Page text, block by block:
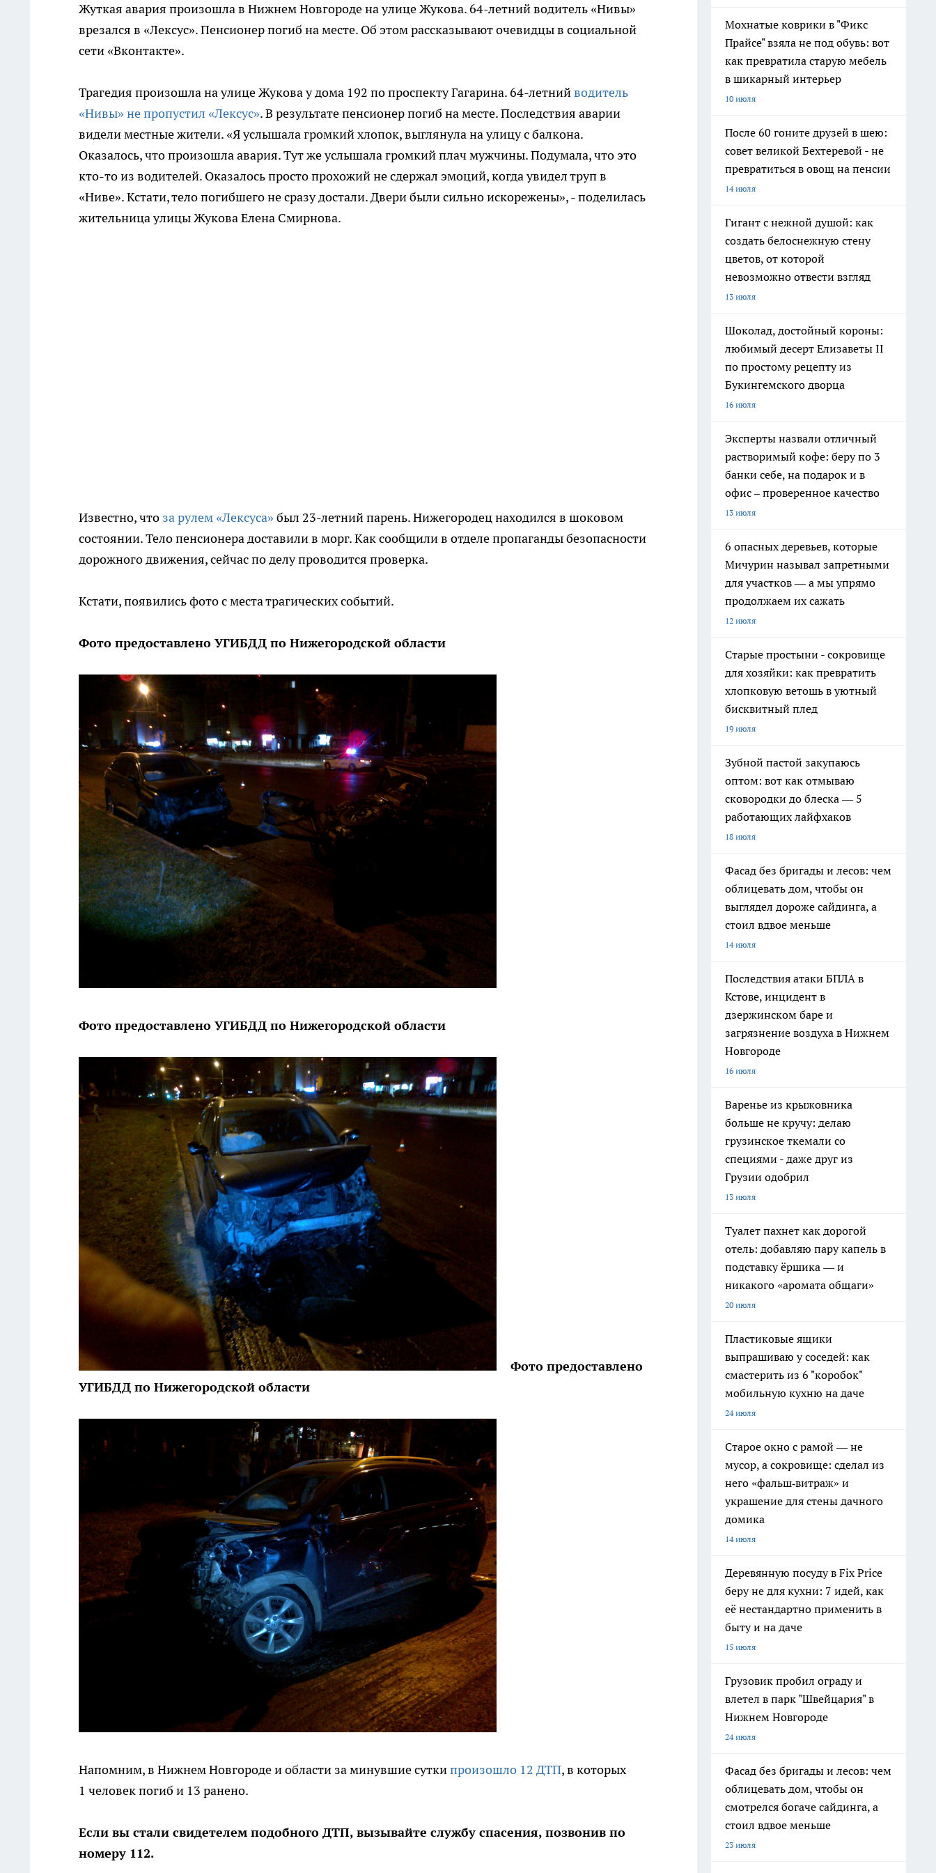
Жуткая авария произошла в Нижнем Новгороде на улице Жукова. 64-летний водитель «Нивы»
врезался в «Лексус». Пенсионер погиб на месте. Об этом рассказывают очевидцы в социальной
сети «Вконтакте».
Трагедия произошла на улице Жукова у дома 192 по проспекту Гагарина. 64-летнийводитель
«Нивы» не пропустил «Лексус». В результате пенсионер погиб на месте. Последствия аварии
видели местные жители. «Я услышала громкий хлопок, выглянула на улицу с балкона.
Оказалось, что произошла авария. Тут же услышала громкий плач мужчины. Подумала, что это
кто-то из водителей. Оказалось просто прохожий не сдержал эмоций, когда увидел труп в
«Ниве». Кстати, тело погибшего не сразу достали. Двери были сильно искорежены», - поделилась
жительница улицы Жукова Елена Смирнова.
Известно, что за рулем «Лексуса» был 23-летний парень. Нижегородец находился в шоковом
состоянии. Тело пенсионера доставили в морг. Как сообщили в отделе пропаганды безопасности
дорожного движения, сейчас по делу проводится проверка.
Кстати, появились фото с места трагических событий.
Фото предоставлено УГИБДД по Нижегородской области
Фото предоставлено УГИБДД по Нижегородской области
Фото предоставлено
УГИБДД по Нижегородской области
Напомним, в Нижнем Новгороде и области за минувшие суткипроизошло 12 ДТП, в которых
1 человек погиб и 13 ранено.
Если вы стали свидетелем подобного ДТП, вызывайте службу спасения, позвонив по
номеру 112.
Мохнатые коврики в "Фикс
Прайсе" взяла не под обувь: вот
как превратила старую мебель
в шикарный интерьер
10 июля
После 60 гоните друзей в шею:
совет великой Бехтеревой - не
превратиться в овощ на пенсии
14 июля
Гигант с нежной душой: как
создать белоснежную стену
цветов, от которой
невозможно отвести взгляд
13 июля
Шоколад, достойный короны:
любимый десерт Елизаветы II
по простому рецепту из
Букингемского дворца
16 июля
Эксперты назвали отличный
растворимый кофе: беру по 3
банки себе, на подарок и в
офис – проверенное качество
13 июля
6 опасных деревьев, которые
Мичурин называл запретными
для участков — а мы упрямо
продолжаем их сажать
12 июля
Старые простыни - сокровище
для хозяйки: как превратить
хлопковую ветошь в уютный
бисквитный плед
19 июля
Зубной пастой закупаюсь
оптом: вот как отмываю
сковородки до блеска — 5
работающих лайфхаков
18 июля
Фасад без бригады и лесов: чем
облицевать дом, чтобы он
выглядел дороже сайдинга, а
стоил вдвое меньше
14 июля
Последствия атаки БПЛА в
Кстове, инцидент в
дзержинском баре и
загрязнение воздуха в Нижнем
Новгороде
16 июля
Варенье из крыжовника
больше не кручу: делаю
грузинское ткемали со
специями - даже друг из
Грузии одобрил
13 июля
Туалет пахнет как дорогой
отель: добавляю пару капель в
подставку ёршика — и
никакого «аромата общаги»
20 июля
Пластиковые ящики
выпрашиваю у соседей: как
смастерить из 6 "коробок"
мобильную кухню на даче
24 июля
Старое окно с рамой — не
мусор, а сокровище: сделал из
него «фальш‑витраж» и
украшение для стены дачного
домика
14 июля
Деревянную посуду в Fix Price
беру не для кухни: 7 идей, как
её нестандартно применить в
быту и на даче
15 июля
Грузовик пробил ограду и
влетел в парк "Швейцария" в
Нижнем Новгороде
24 июля
Фасад без бригады и лесов: чем
облицевать дом, чтобы он
смотрелся богаче сайдинга, а
стоил вдвое меньше
23 июля